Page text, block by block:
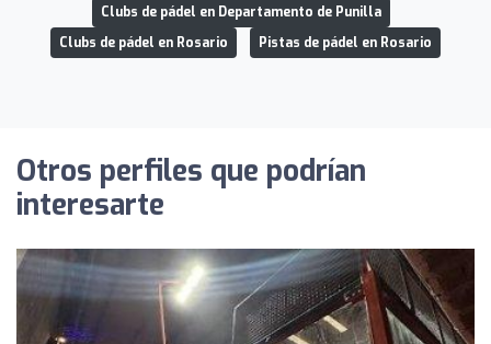
Clubs de pádel en Departamento de Punilla
Clubs de pádel en Rosario
Pistas de pádel en Rosario
Otros perfiles que podrían
interesarte